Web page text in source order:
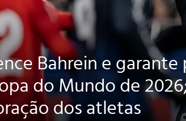
Bahrein e garante
do Mundo de
dos atletas